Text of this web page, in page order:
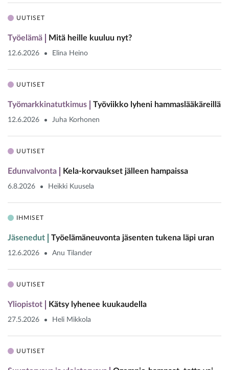
UUTISET
Työelämä Mitä heille kuuluu nyt?
12.6.2026 Elina Heino
UUTISET
Työmarkkinatutkimus Työviikko lyheni hammaslääkäreillä
12.6.2026 Juha Korhonen
UUTISET
Edunvalvonta Kela-korvaukset jälleen hampaissa
6.8.2026 Heikki Kuusela
IHMISET
Jäsenedut Työelämäneuvonta jäsenten tukena läpi uran
12.6.2026 Anu Tilander
UUTISET
Yliopistot Kätsy lyhenee kuukaudella
27.5.2026 Heli Mikkola
UUTISET